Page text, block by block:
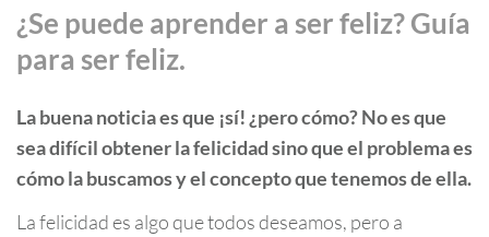
¿Se puede aprender a ser feliz? Guía
para ser feliz.
La buena noticia es que ¡sí! ¿pero cómo? No es que
sea difícil obtener la felicidad sino que el problema es
cómo la buscamos y el concepto que tenemos de ella.
La felicidad es algo que todos deseamos, pero a